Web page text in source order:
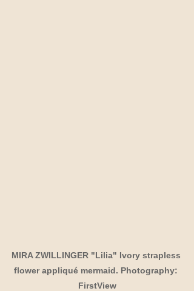
MIRA ZWILLINGER "Lilia" Ivory strapless
flower appliqué mermaid. Photography:
FirstView